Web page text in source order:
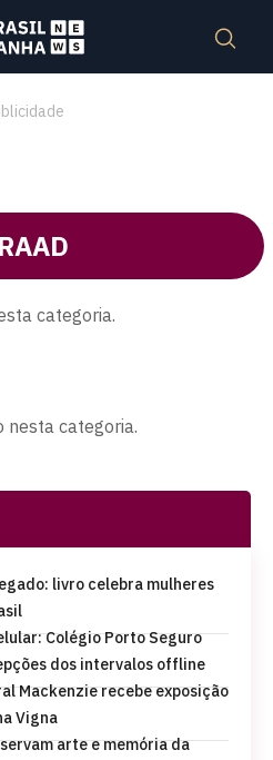
categoria.
nesta categoria.
livro celebra mulheres
Colégio Porto Seguro
dos intervalos offline
Mackenzie recebe exposição
Vigna
arte e memória da